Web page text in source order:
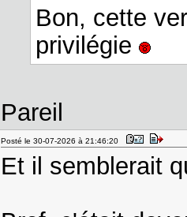
Bon, cette
privilégie
Pareil
Posté le 30-07-2026 à 21:46:20
Et il semblerait